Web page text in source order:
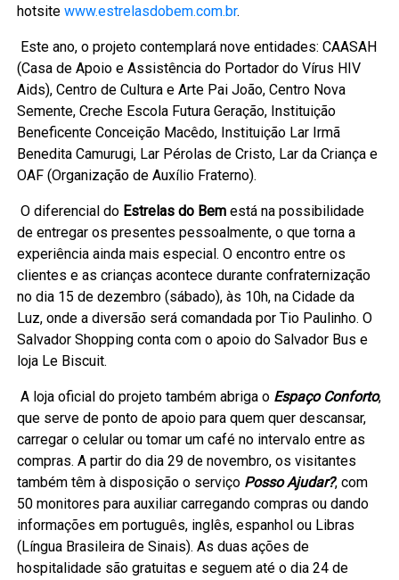
hotsitewww.estrelasdobem.com.br.
Este ano, o projeto contemplará nove entidades: CAASAH
(Casa de Apoio e Assistência do Portador do Vírus HIV
Aids), Centro de Cultura e Arte Pai João, Centro Nova
Semente, Creche Escola Futura Geração, Instituição
Beneficente Conceição Macêdo, Instituição Lar Irmã
Benedita Camurugi, Lar Pérolas de Cristo, Lar da Criança e
OAF (Organização de Auxílio Fraterno).
O diferencial do Estrelas do Bemestá na possibilidade
de entregar os presentes pessoalmente, o que torna a
experiência ainda mais especial. O encontro entre os
clientes e as crianças acontece durante confraternização
no dia 15 de dezembro (sábado), às 10h, na Cidade da
Luz, onde a diversão será comandada por Tio Paulinho. O
Salvador Shopping conta com o apoio do Salvador Bus e
loja Le Biscuit.
A loja oficial do projeto também abriga o Espaço Conforto,
que serve de ponto de apoio para quem quer descansar,
carregar o celular ou tomar um café no intervalo entre as
compras. A partir do dia 29 de novembro, os visitantes
também têm à disposição o serviço Posso Ajudar?, com
50 monitores para auxiliar carregando compras ou dando
informações em português, inglês, espanhol ou Libras
(Língua Brasileira de Sinais). As duas ações de
hospitalidade são gratuitas e seguem até o dia 24 de